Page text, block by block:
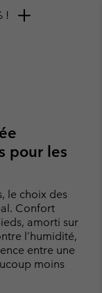
!
pour les
le choix des
Confort
amorti sur
l’humidité,
entre une
moins